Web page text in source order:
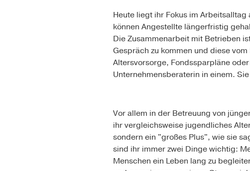
Heute liegt ihr Fokus im
können Angestellte längerfristig
Die Zusammenarbeit mit Betrieben
Gespräch zu kommen und diese
Altersvorsorge, Fondssparpläne
Unternehmensberaterin in einem.
Vor allem in der Betreuung von
ihr vergleichsweise jugendliches
sondern ein "großes Plus", wie sie
sind ihr immer zwei Dinge wichtig:
Menschen ein Leben lang zu